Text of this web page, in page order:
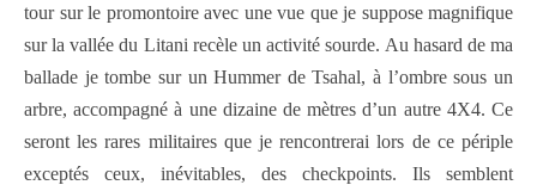
tour sur le promontoire avec une vue que je suppose magnifique
sur la vallée du Litani recèle un activité sourde. Au hasard de ma
ballade je tombe sur un Hummer de Tsahal, à l’ombre sous un
arbre, accompagné à une dizaine de mètres d’un autre 4X4. Ce
seront les rares militaires que je rencontrerai lors de ce périple
exceptés ceux, inévitables, des checkpoints. Ils semblent